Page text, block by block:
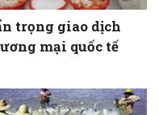
trọng giao dịch
mại quốc tế